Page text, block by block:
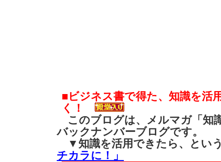
■ビジネス書で得た、知識を活
く！
このブログは、メルマガ「知
バックナンバーブログです。
▼知識を活用できたら、と
チカラに！」